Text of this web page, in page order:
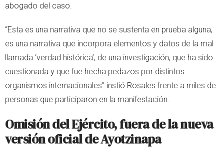
abogado del caso.
“Esta es una narrativa que no se sustenta en prueba alguna,
es una narrativa que incorpora elementos y datos de la mal
llamada ‘verdad histórica’, de una investigación, que ha sido
cuestionada y que fue hecha pedazos por distintos
organismos internacionales” instió Rosales frente a miles de
personas que participaron en la manifestación.
Omisión del Ejército, fuera de la nueva
versiónoficial de Ayotzinapa